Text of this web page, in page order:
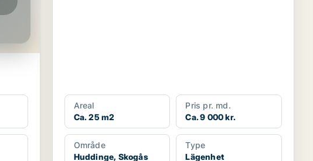
Areal
Ca. 25 m2
Pris pr. md.
Ca. 9 000 kr.
Område
Huddinge, Skogås
Type
Lägenhet